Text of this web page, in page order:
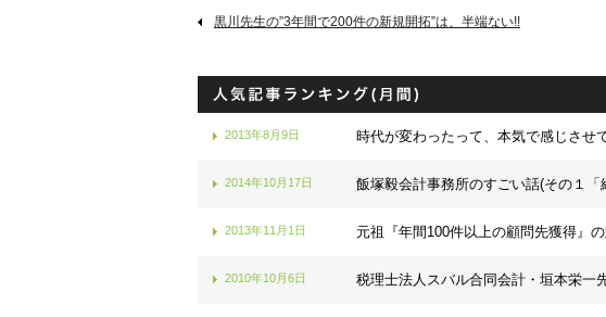
黒川先生の”3年間で200件の新規開拓”は、半端ない!!
2013年8月9日 時代が変わったって、本気で感じさせ
2014年10月17日 飯塚毅会計事務所のすごい話(その１「
2013年11月1日 元祖『年間100件以上の顧問先獲得』
2010年10月6日 税理士法人スバル合同会計・垣本栄一